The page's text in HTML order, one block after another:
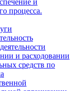
и
процесса.
и расходовании
средств по